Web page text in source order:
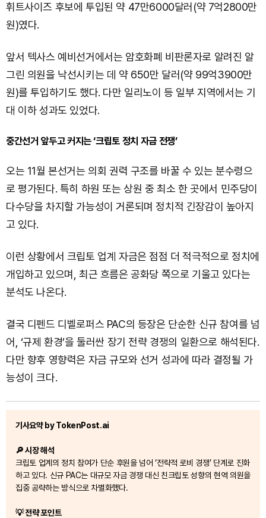
휘트사이즈 후보에 투입된 약 47만6000달러(약 7억2800만
원)였다.
앞서 텍사스 예비선거에서는 암호화폐 비판론자로 알려진 알
그린 의원을 낙선시키는 데 약 650만 달러(약 99억3900만
원)를 투입하기도 했다. 다만 일리노이 등 일부 지역에서는 기
대 이하 성과도 있었다.
중간선거 앞두고 커지는 ‘크립토 정치 자금 전쟁’
오는 11월 본선거는 의회 권력 구조를 바꿀 수 있는 분수령으
로 평가된다. 특히 하원 또는 상원 중 최소 한 곳에서 민주당이
다수당을 차지할 가능성이 거론되며 정치적 긴장감이 높아지
고 있다.
이런 상황에서 크립토 업계 자금은 점점 더 적극적으로 정치에
개입하고 있으며, 최근 흐름은 공화당 쪽으로 기울고 있다는
분석도 나온다.
결국 디펜드 디벨로퍼스 PAC의 등장은 단순한 신규 참여를 넘
어, ‘규제 환경’을 둘러싼 장기 전략 경쟁의 일환으로 해석된다.
다만 향후 영향력은 자금 규모와 선거 성과에 따라 결정될 가
능성이 크다.
기사요약 by TokenPost.ai
🔎 시장 해석
크립토 업계의 정치 참여가 단순 후원을 넘어 ‘전략적 로비 경쟁’ 단계로 진화
하고 있다. 신규 PAC는 대규모 자금 경쟁 대신 친크립토 성향의 현역 의원을
집중 공략하는 방식으로 차별화했다.
💡 전략 포인트